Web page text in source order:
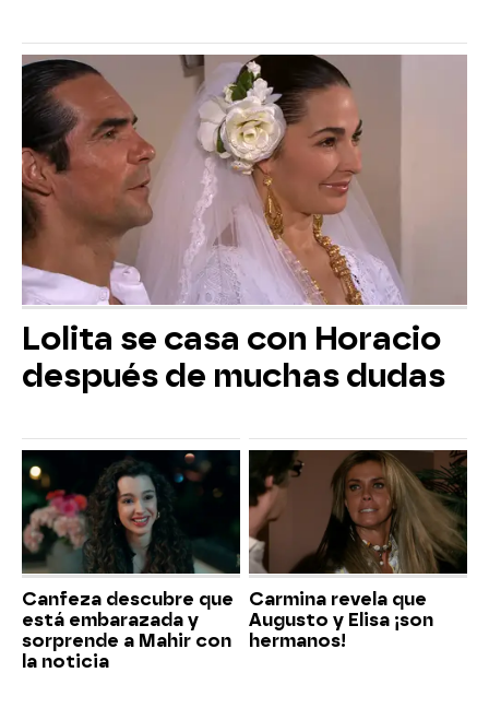
Lolita se casa con Horacio
después de muchas dudas
Canfeza descubre que
está embarazada y
sorprende a Mahir con
la noticia
Carmina revela que
Augusto y Elisa ¡son
hermanos!